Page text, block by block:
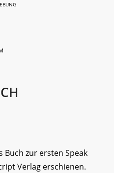
Buch zur ersten Speak
Verlag erschienen.